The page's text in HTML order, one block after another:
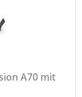
A70 mit